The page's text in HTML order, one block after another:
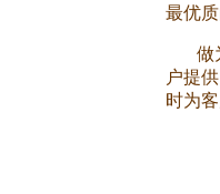
最优
做为
户提
时为